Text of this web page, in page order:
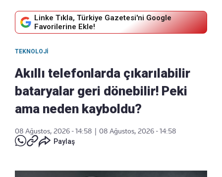
Linke Tıkla, Türkiye Gazetesi'ni Google
Favorilerine Ekle!
TEKNOLOJI
Akıllı telefonlarda çıkarılabilir
bataryalar geri dönebilir! Peki
ama neden kayboldu?
08 Ağustos, 2026 - 14:58
08 Ağustos, 2026 - 14:58
Paylaş